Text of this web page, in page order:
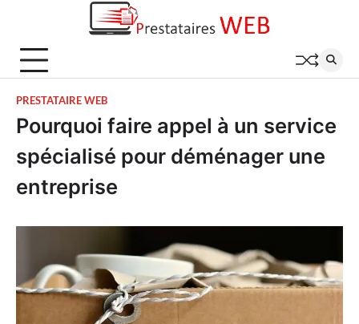
content
PRESTATAIRE WEB
Pourquoi faire appel à un service
spécialisé pour déménager une
entreprise